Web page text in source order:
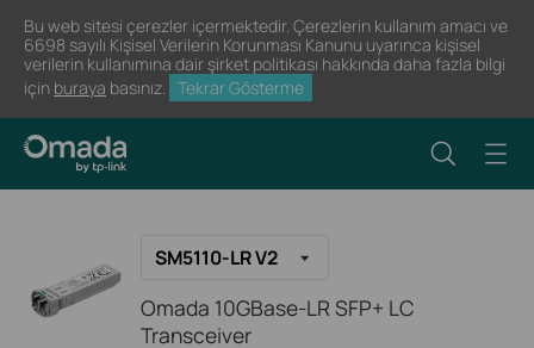
Bu web sitesi çerezler içermektedir. Çerezlerin kullanım amacı ve
6698 sayılı Kişisel Verilerin Korunması Kanunu uyarınca kişisel
verilerin kullanımına dair şirket politikası hakkında daha fazla bilgi
için buraya basınız. Tekrar Gösterme
SM5110-LR V2
Omada 10GBase-LR SFP+ LC
Transceiver